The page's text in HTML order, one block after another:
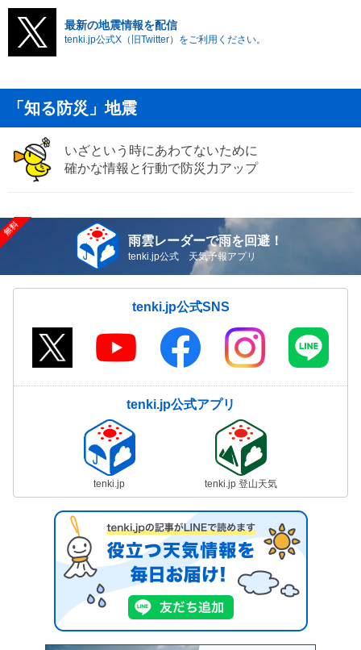
最新の地震情報を配信
tenki.jp公式X（旧Twitter）をご利用ください。
「知る防災」地震
いざという時にあわてないために
確かな情報と行動で防災力アップ
雨雲レーダーで雨を回避！
tenki.jp公式 天気予報アプリ
tenki.jp公式SNS
tenki.jp公式アプリ
tenki.jp tenki.jp 登山天気